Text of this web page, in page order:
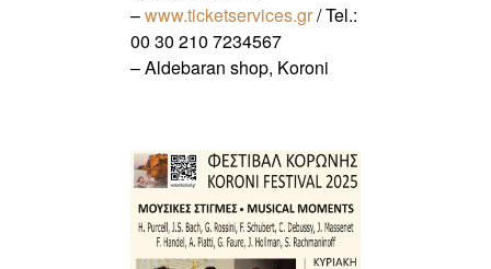
–www.ticketservices.gr/ Tel.:
00 30 210 7234567
– Aldebaran shop, Koroni